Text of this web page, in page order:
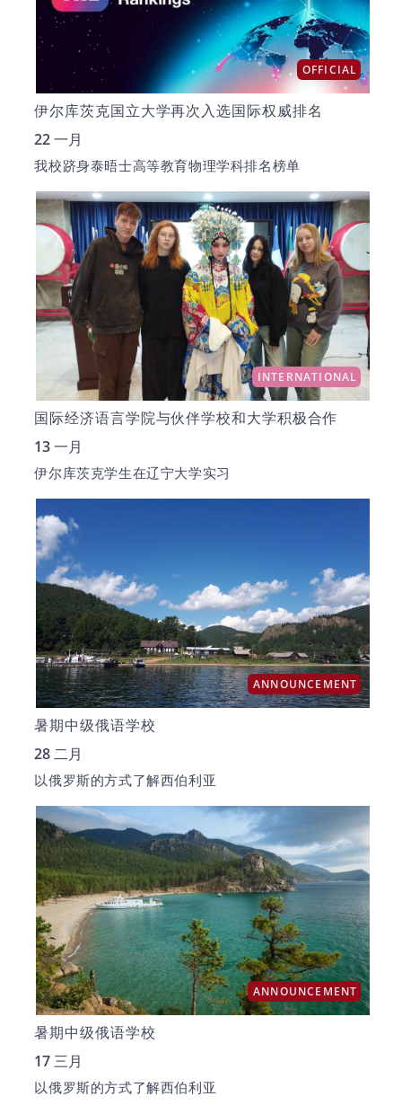
OFFICIAL
伊尔库茨克国立大学再次入选国际权威排名
22 一月
我校跻身泰晤士高等教育物理学科排名榜单
INTERNATIONAL
国际经济语言学院与伙伴学校和大学积极合作
13 一月
伊尔库茨克学生在辽宁大学实习
ANNOUNCEMENT
暑期中级俄语学校
28 二月
以俄罗斯的方式了解西伯利亚
ANNOUNCEMENT
暑期中级俄语学校
17 三月
以俄罗斯的方式了解西伯利亚